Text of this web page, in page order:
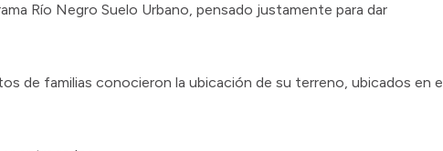
Río Negro Suelo Urbano, pensado justamente para dar
de familias conocieron la ubicación de su terreno, ubicados en